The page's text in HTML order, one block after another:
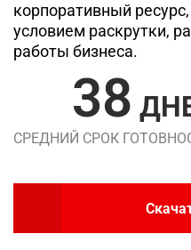
корпоративный
условием раскрутки,
работы бизнеса.
38
СРЕДНИЙ СРОК